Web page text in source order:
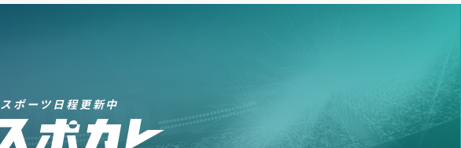
スポーツ日程更新中